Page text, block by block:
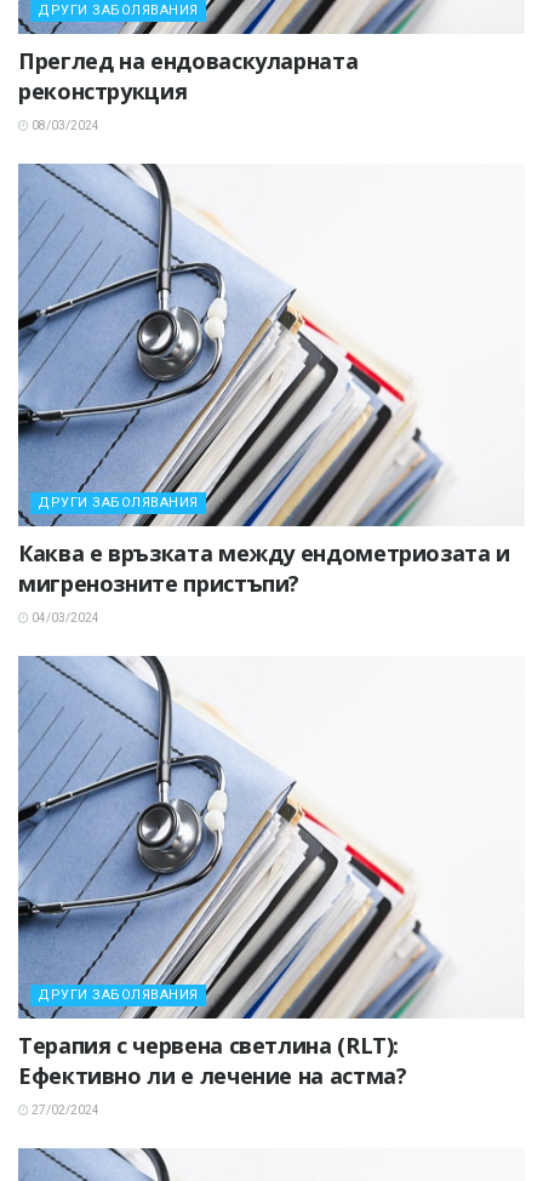
ДРУГИ ЗАБОЛЯВАНИЯ
Преглед на ендоваскуларната
реконструкция
08/03/2024
ДРУГИ ЗАБОЛЯВАНИЯ
Каква е връзката между ендометриозата и
мигренозните пристъпи?
04/03/2024
ДРУГИ ЗАБОЛЯВАНИЯ
Терапия с червена светлина (RLT):
Ефективно ли е лечение на астма?
27/02/2024